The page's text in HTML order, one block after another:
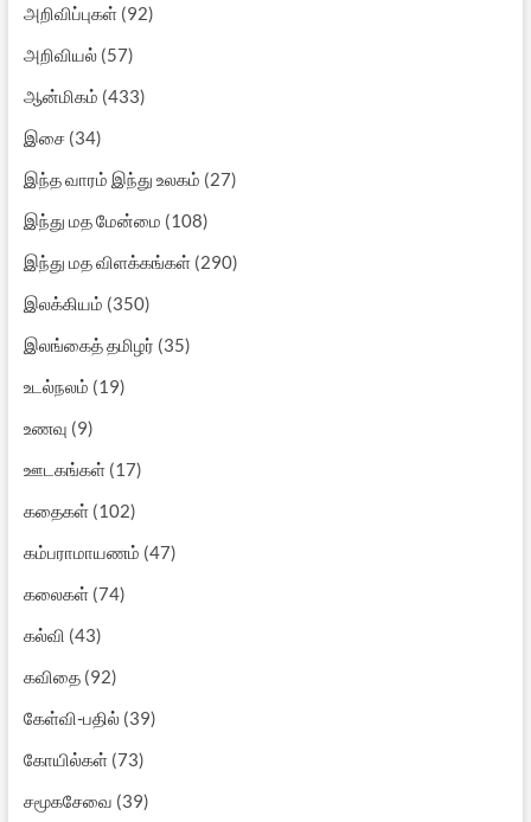
அறிவிப்புகள்(92)
அறிவியல்(57)
ஆன்மிகம் (433)
இசை(34)
இந்த வாரம் இந்து உலகம் (27)
இந்து மத மேன்மை (108)
இந்து மத விளக்கங்கள்(290)
இலக்கியம் (350)
இலங்கைத் தமிழர் (35)
உடல்நலம் (19)
உணவு (9)
ஊடகங்கள்(17)
கதைகள்(102)
கம்பராமாயணம் (47)
கலைகள்(74)
கல்வி (43)
கவிதை(92)
கேள்வி-பதில்(39)
கோயில்கள்(73)
சமூகசேவை (39)